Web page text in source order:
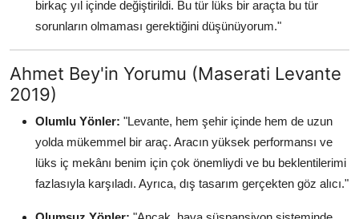
birkaç yıl içinde değiştirildi. Bu tür lüks bir araçta bu tür
sorunların olmaması gerektiğini düşünüyorum."
Ahmet Bey'in Yorumu (Maserati Levante
2019)
Olumlu Yönler: "Levante, hem şehir içinde hem de uzun
yolda mükemmel bir araç. Aracın yüksek performansı ve
lüks iç mekânı benim için çok önemliydi ve bu beklentilerimi
fazlasıyla karşıladı. Ayrıca, dış tasarım gerçekten göz alıcı."